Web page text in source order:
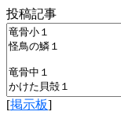
投稿記事
[掲示板]